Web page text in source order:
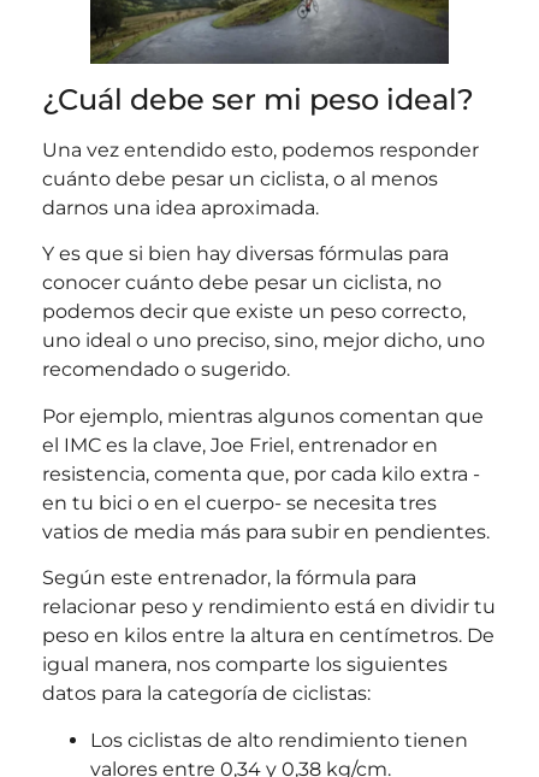
¿Cuál debe ser mi peso ideal?
Una vez entendido esto, podemos responder
cuánto debe pesar un ciclista, o al menos
darnos una idea aproximada.
Y es que si bien hay diversas fórmulas para
conocer cuánto debe pesar un ciclista, no
podemos decir que existe un peso correcto,
uno ideal o uno preciso, sino, mejor dicho, uno
recomendado o sugerido.
Por ejemplo, mientras algunos comentan que
el IMC es la clave, Joe Friel, entrenador en
resistencia, comenta que, por cada kilo extra -
en tu bici o en el cuerpo- se necesita tres
vatios de media más para subir en pendientes.
Según este entrenador, la fórmula para
relacionar peso y rendimiento está en dividir tu
peso en kilos entre la altura en centímetros. De
igual manera, nos comparte los siguientes
datos para la categoría de ciclistas:
Los ciclistas de alto rendimiento tienen
valores entre 0,34 y 0,38 kg/cm.